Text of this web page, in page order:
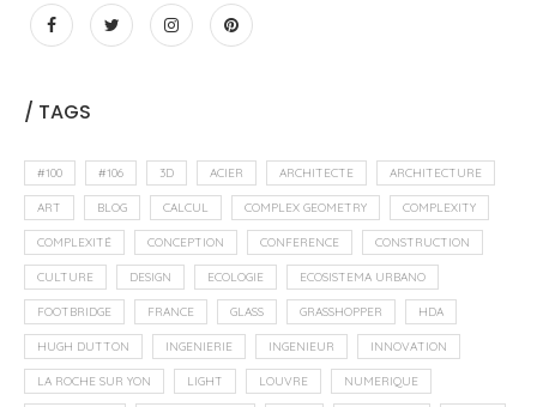
/ TAGS
#100 #106 3D ACIER ARCHITECTE ARCHITECTURE
ART BLOG CALCUL COMPLEX GEOMETRY COMPLEXITY
COMPLEXITÉ CONCEPTION CONFERENCE CONSTRUCTION
CULTURE DESIGN ECOLOGIE ECOSISTEMA URBANO
FOOTBRIDGE FRANCE GLASS GRASSHOPPER HDA
HUGH DUTTON INGENIERIE INGENIEUR INNOVATION
LA ROCHE SUR YON LIGHT LOUVRE NUMERIQUE